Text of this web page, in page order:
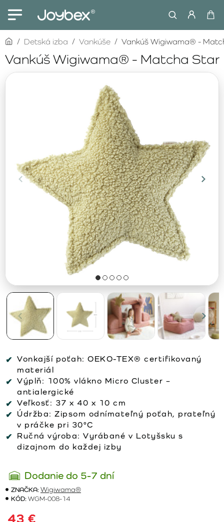
Vankúš Wigiwama® - Matcha Star
homeDetská izba Vankúše Vankúš Wigiwama® -
Vonkajší poťah: OEKO-TEX® certifikovaný
materiál
Výplň: 100% vlákno Micro Cluster –
antialergické
Veľkosť: 37 x 40 x 10 cm
Údržba: Zipsom odnímateľný poťah, prateľný
v práčke pri 30°C
Ručná výroba: Vyrábané v Lotyšsku s
dizajnom do každej izby
Dodanie do 5-7 dní
ZNAČKA:Wigiwama®
KÓD:WGM-008-14
43 €